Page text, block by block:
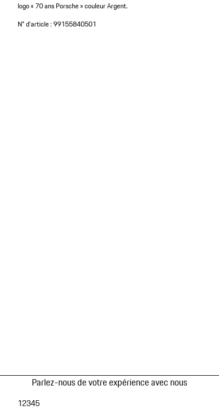
logo « 70 ans Porsche » couleur Argent.
N° d'article :99155840501
Parlez-nous de votre expérience avec nous
12345